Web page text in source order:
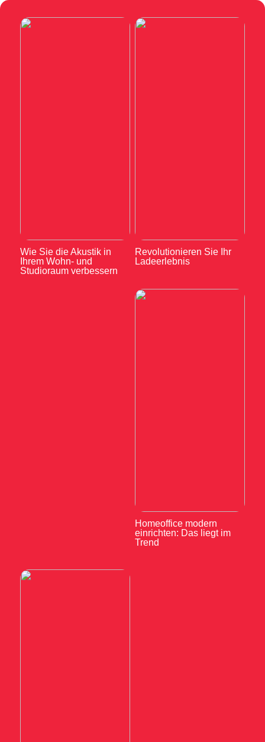
Wie Sie die Akustik in
Ihrem Wohn- und
Studioraum verbessern
Revolutionieren Sie Ihr
Ladeerlebnis
Homeoffice modern
einrichten: Das liegt im
Trend